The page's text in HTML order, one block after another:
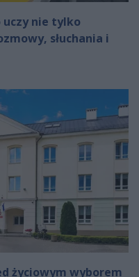
uczy nie tylko
słuchania i
życiowym wyborem